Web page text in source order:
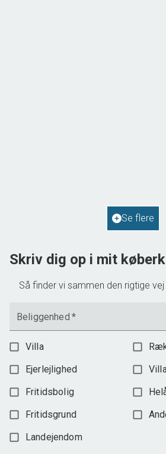
Se flere
Skriv dig op i mit
Så finder vi sammen den rigtige
Beliggenhed *
Villa
Ejerlejlighed
Fritidsbolig
Fritidsgrund
Landejendom